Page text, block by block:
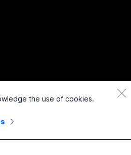
prawa zastrzeżone.
the use of cookies.